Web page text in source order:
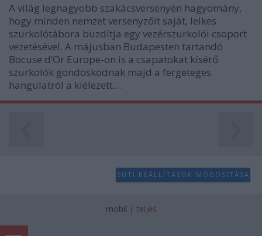
A világ legnagyobb szakácsversenyén hagyomány,
hogy minden nemzet versenyzőit saját, lelkes
szurkolótábora buzdítja egy vezérszurkolói csoport
vezetésével. A májusban Budapesten tartandó
Bocuse d’Or Europe-on is a csapatokat kísérő
szurkolók gondoskodnak majd a fergeteges
hangulatról a kiélezett…
SÜTI BEÁLLÍTÁSOK MÓDOSÍTÁSA
mobil | teljes